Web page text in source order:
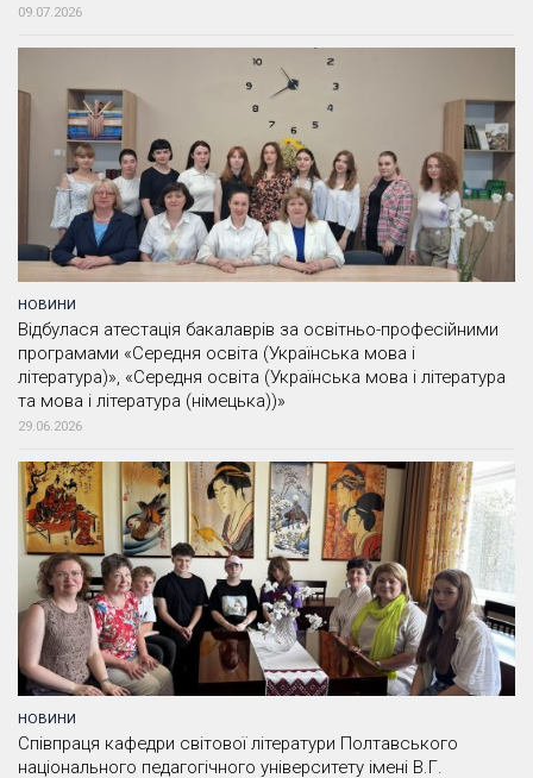
09.07.2026
НОВИНИ
Відбулася атестація бакалаврів за освітньо-професійними
програмами «Середня освіта (Українська мова і
література)», «Середня освіта (Українська мова і література
та мова і література (німецька))»
29.06.2026
НОВИНИ
Співпраця кафедри світової літератури Полтавського
національного педагогічного університету імені В.Г.